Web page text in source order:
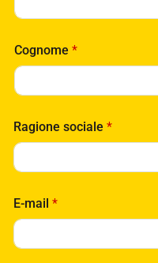
N
m
e
Cognome *
Ragione sociale *
E-mail *